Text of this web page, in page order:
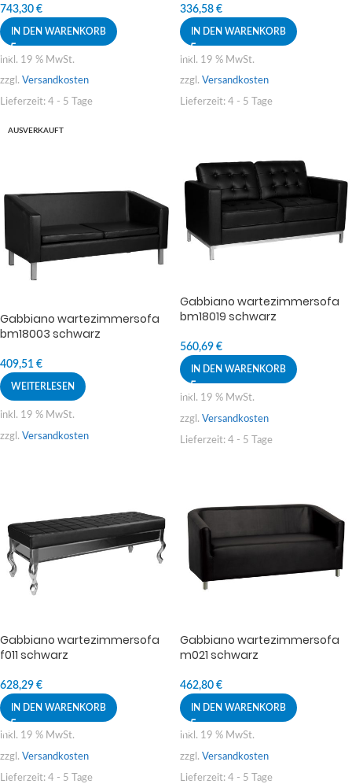
743,30 €
IN DEN WARENKORB
inkl. 19 % MwSt.
zzgl. Versandkosten
Lieferzeit: 4 - 5 Tage
336,58 €
IN DEN WARENKORB
inkl. 19 % MwSt.
zzgl. Versandkosten
Lieferzeit: 4 - 5 Tage
AUSVERKAUFT
Gabbiano wartezimmersofa
bm18003 schwarz
409,51 €
WEITERLESEN
inkl. 19 % MwSt.
zzgl. Versandkosten
Gabbiano wartezimmersofa
bm18019 schwarz
560,69 €
IN DEN WARENKORB
inkl. 19 % MwSt.
zzgl. Versandkosten
Lieferzeit: 4 - 5 Tage
Gabbiano wartezimmersofa
f011 schwarz
628,29 €
IN DEN WARENKORB
inkl. 19 % MwSt.
zzgl. Versandkosten
Lieferzeit: 4 - 5 Tage
Gabbiano wartezimmersofa
m021 schwarz
462,80 €
IN DEN WARENKORB
inkl. 19 % MwSt.
zzgl. Versandkosten
Lieferzeit: 4 - 5 Tage